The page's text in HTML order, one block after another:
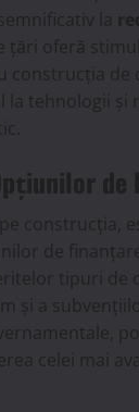
la
țări oferă
construcția de
la tehnologii și
de
construcția,
de
tipuri de
și a
celei mai